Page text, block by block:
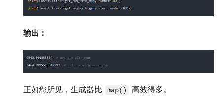
输出：
正如您所见，生成器比 map() 高效得多。